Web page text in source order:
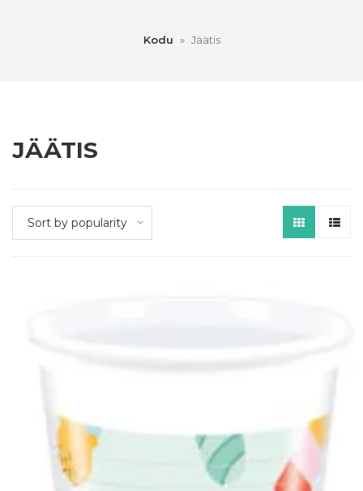
Kodu » Jäätis
JÄÄTIS
Sort by popularity